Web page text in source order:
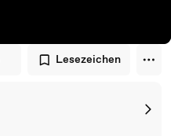
Lesezeichen